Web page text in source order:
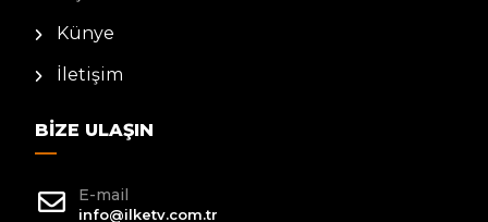
Künye
İletişim
BIZE ULAŞIN
E-mail
info@ilketv.com.tr